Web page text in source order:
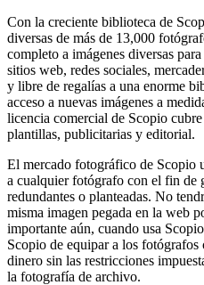
Con la creciente biblioteca de
diversas de más de 13,000
completo a imágenes diversas
sitios web, redes sociales,
y libre de regalías a una enorme
acceso a nuevas imágenes a
licencia comercial de Scopio
plantillas, publicitarias y editorial.
El mercado fotográfico de Scopio
a cualquier fotógrafo con el fin de
redundantes o planteadas. No
misma imagen pegada en la web
importante aún, cuando usa
Scopio de equipar a los fotógrafos
dinero sin las restricciones
la fotografía de archivo.